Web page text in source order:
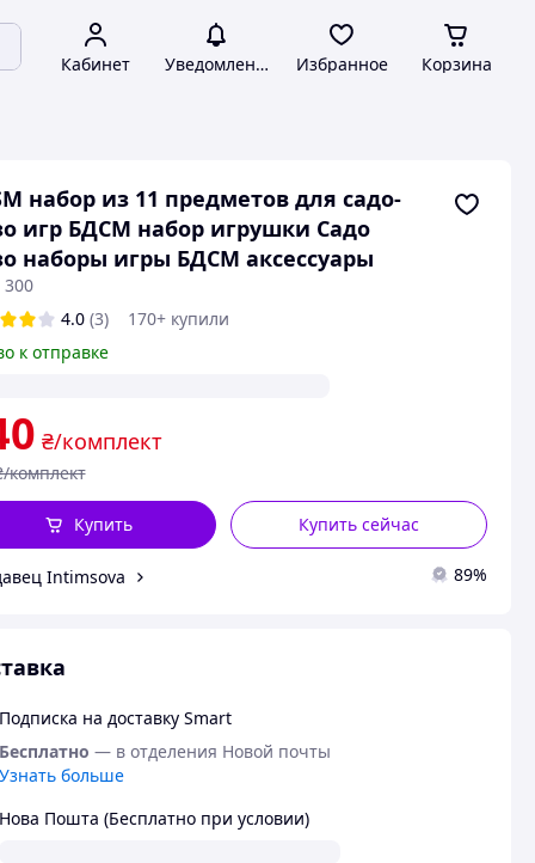
Кабинет Уведомления Избранное Корзина
набор из 11 предметов для садо-
игр БДСМ набор игрушки Садо
наборы игры БДСМ аксессуары
300
4.0 (3)
170+ купили
к отправке
₴/комплект
комплект
Купить сейчас
Купить
Intimsova 89%
Подписка на доставку Smart
Бесплатно — в отделения Новой почты
Узнать больше
Нова Пошта (Бесплатно при условии)